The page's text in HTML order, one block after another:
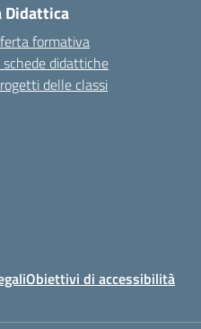
Didattica
formativa
schede didattiche
delle classi
Obiettivi di accessibilità